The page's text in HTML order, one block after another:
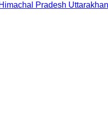
Himachal Pradesh